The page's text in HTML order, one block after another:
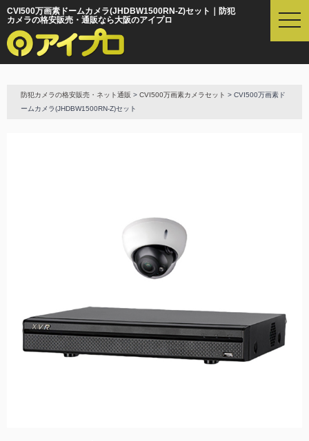
CVI500万画素ドームカメラ(JHDBW1500RN-Z)セット｜防犯
カメラの格安販売・通販なら大阪のアイプロ
t
防犯カメラの格安販売・ネット通販 > CVI500万画素カメラセット > CVI500万画素ド
ームカメラ(JHDBW1500RN-Z)セット